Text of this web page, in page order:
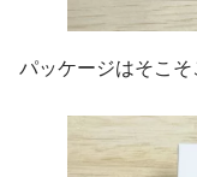
パッケージはそこそ